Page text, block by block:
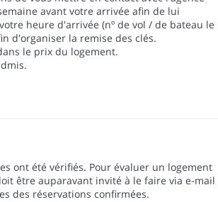
avant votre arrivée afin de lui
heure d'arrivée (nº de vol / de bateau le
d'organiser la remise des clés.
le prix du logement.
ont été vérifiés. Pour évaluer un logement
être auparavant invité à le faire via e-mail
des réservations confirmées.